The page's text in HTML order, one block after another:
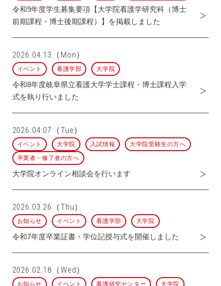
令和9年度学生募集要項【大学院看護学研究科（博士
前期課程・博士後期課程）】を掲載しました
2026.04.13（Mon）
イベント 看護学部 大学院
令和8年度岐阜県立看護大学学士課程・博士課程入学
式を執り行いました
2026.04.07（Tue）
イベント 大学院 入試情報
大学院受験生の方へ
卒業者・修了者の方へ
大学院オンライン相談会を行います
2026.03.26（Thu）
お知らせ イベント 看護学部 大学院
令和7年度卒業証書・学位記授与式を開催しました
2026.02.18（Wed）
お知らせ イベント 看護研究センター
大学院